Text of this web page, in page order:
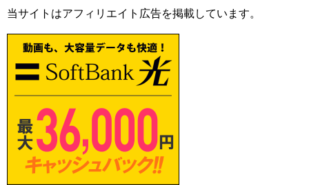
当サイトはアフィリエイト広告を掲載しています。